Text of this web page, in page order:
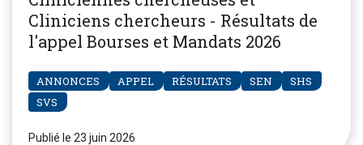
Cliniciens chercheurs - Résultats de
l'appel Bourses et Mandats 2026
ANNONCES APPEL RÉSULTATS SEN
SHS
SVS
Publié le 23 juin 2026